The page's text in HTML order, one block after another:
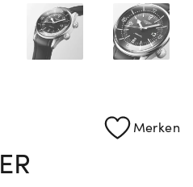
Owned entdecken
Merken